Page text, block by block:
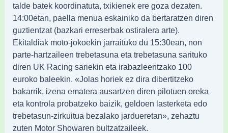
talde batek koordinatuta, txikienek ere goza dezaten.
14:00etan, paella menua eskainiko da bertaratzen diren
guztientzat (bazkari erreserbak ostiralera arte).
Ekitaldiak moto-jokoekin jarraituko du 15:30ean, non
parte-hartzaileen trebetasuna eta trebetasuna sarituko
diren UK Racing sariekin eta irabazleentzako 100
euroko baleekin. «Jolas horiek ez dira dibertitzeko
bakarrik, izena ematera ausartzen diren pilotuen oreka
eta kontrola probatzeko baizik, geldoen lasterketa edo
trebetasun-zirkuitua bezalako jardueretan», zehaztu
zuten Motor Showaren bultzatzaileek.